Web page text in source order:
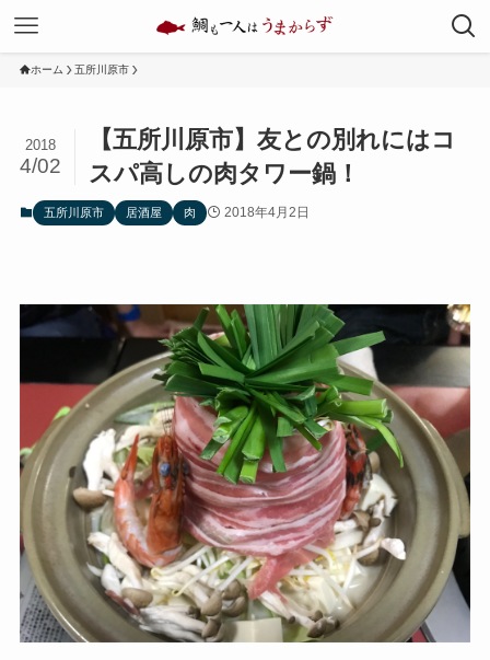
ホーム 五所川原市
【五所川原市】友との別れにはコ
スパ高しの肉タワー鍋！
2018
4/02
五所川原市 居酒屋 肉 2018年4月2日